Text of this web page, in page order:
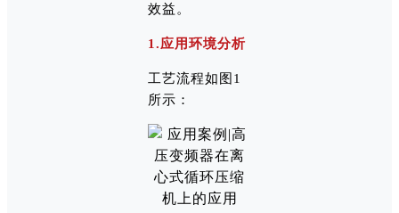
效益。
1.应用环境分析
工艺流程如图1
所示：